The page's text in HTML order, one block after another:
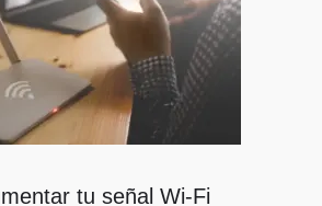
tu señal Wi-Fi